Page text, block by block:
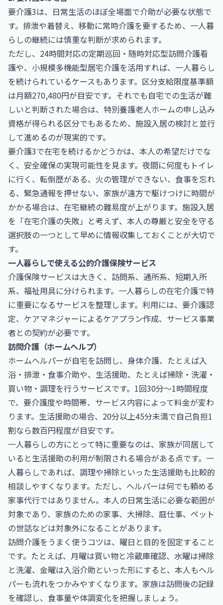
要介護3は、日常生活のほぼ全場面で介助が必要な状態で
す。排泄や着替え、移動に常時介護を要するため、一人暮
らしの継続には慎重な判断が求められます。
ただし、24時間対応の定期巡回・随時対応型訪問介護看
護や、小規模多機能型居宅介護を活用すれば、一人暮らし
を続けられているケースもあります。区分支給限度基準額
は月額270,480円が目安です。それでも自宅での生活が難
しいと判断された場合は、特別養護老人ホームの申し込み
資格が得られる区分でもあるため、施設入居の検討と並行
して進めるのが現実的です。
要介護3で在宅を続けるかどうかは、本人の希望だけでな
く、安全確保の実現可能性を見ます。夜間に何度もトイレ
に行く、転倒歴がある、火の管理ができない、食事を忘れ
る、緊急通報を押せない、家族が遠方で駆けつけに時間が
かかる場合は、在宅継続の難易度が上がります。施設入居
を「在宅介護の失敗」と考えず、本人の尊厳と安全を守る
選択肢の一つとして早めに情報収集しておくことが大切で
す。
一人暮らしで使える公的介護保険サービス
介護保険サービスは大きく、訪問系、通所系、短期入所
系、福祉用具に分けられます。一人暮らしの在宅介護で特
に重要になるサービスを整理します。利用には、要介護認
定、ケアマネジャーによるケアプラン作成、サービス事業
者との契約が必要です。
訪問介護（ホームヘルプ）
ホームヘルパーが自宅を訪問し、身体介護、たとえば入
浴・排泄・食事介助や、生活援助、たとえば掃除・洗濯・
買い物・調理を行うサービスです。1回30分〜1時間程度
で、要介護度や時間帯、サービス内容によって料金が変わ
ります。生活援助の場合、20分以上45分未満で自己負担1
割なら数百円程度が目安です。
一人暮らしの方にとって特に重要なのは、家族が同居して
いると生活援助の利用が制限される場合がある点です。一
人暮らしであれば、調理や掃除といった生活援助も比較的
相談しやすくなります。ただし、ヘルパーは何でも頼める
家事代行ではありません。本人の日常生活に必要な範囲が
対象であり、家族のための家事、大掃除、庭仕事、ペット
の世話などは対象外になることがあります。
訪問介護をうまく使うコツは、曜日と目的を固定すること
です。たとえば、月曜は買い物と冷蔵庫確認、水曜は掃除
と洗濯、金曜は入浴介助といった形にすると、本人もヘル
パーも流れをつかみやすくなります。家族は訪問後の記録
を確認し、食事量や体調変化を把握しましょう。